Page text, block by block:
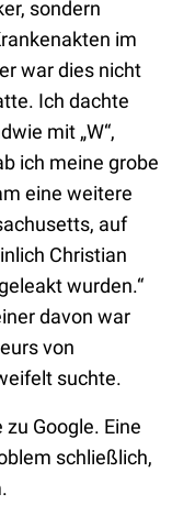
sondern
im
war dies nicht
Ich dachte
mit „W“,
ich meine grobe
eine weitere
auf
Christian
wurden.“
davon war
von
suchte.
Google. Eine
schließlich,